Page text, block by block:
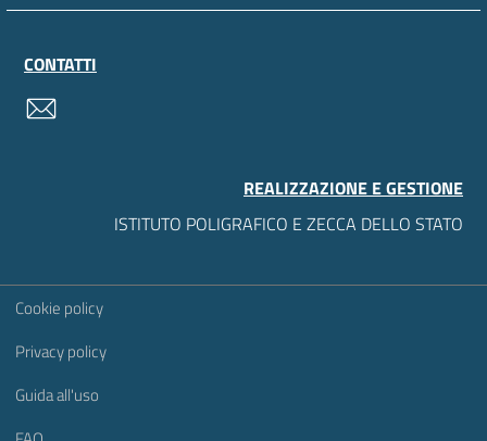
CONTATTI
REALIZZAZIONE E GESTIONE
ISTITUTO POLIGRAFICO E ZECCA DELLO STATO
Sezione Link Utili
Cookie policy
Privacy policy
Guida all'uso